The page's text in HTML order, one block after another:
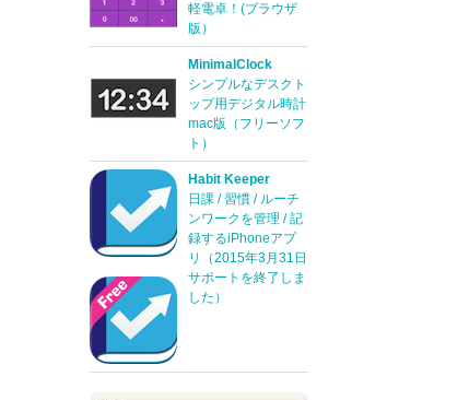
軽電卓！(ブラウザ
版）
MinimalClock
シンプルなデスクト
ップ用デジタル時計
mac版（フリーソフ
ト）
Habit Keeper
日課 / 習慣 / ルーチ
ンワークを管理 / 記
録するiPhoneアプ
リ（2015年3月31日
サポートを終了しま
した）